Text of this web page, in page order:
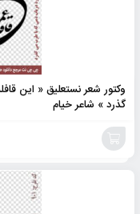
وکتور شعر نستعلیق « این
گذرد » شاعر خیام